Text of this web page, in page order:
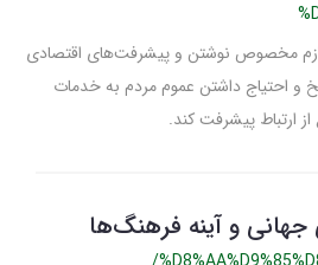
مخصوص نوشتن و پیشرفت‌های اقتصادی
احتیاج داشتن عموم مردم به خدمات
پیشرفت کند.
جهانی و آینه فرهنگ‌ها